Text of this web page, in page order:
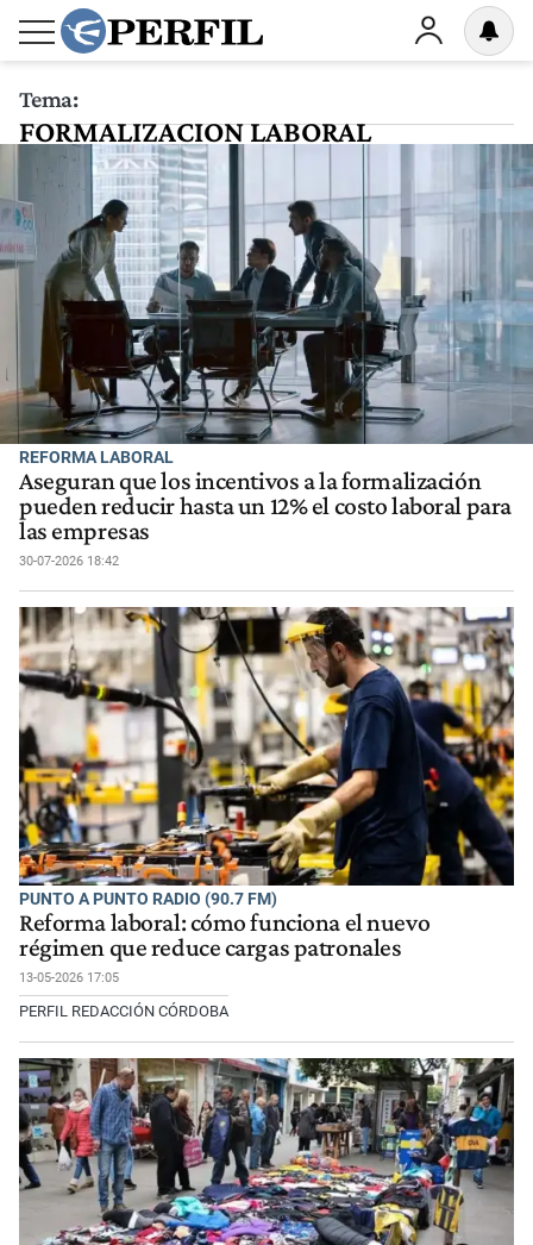
Tema:
FORMALIZACION LABORAL
REFORMA LABORAL
Aseguran que los incentivos a la formalización
pueden reducir hasta un 12% el costo laboral para
las empresas
30-07-2026 18:42
PUNTO A PUNTO RADIO (90.7 FM)
Reforma laboral: cómo funciona el nuevo
régimen que reduce cargas patronales
13-05-2026 17:05
PERFIL REDACCIÓN CÓRDOBA